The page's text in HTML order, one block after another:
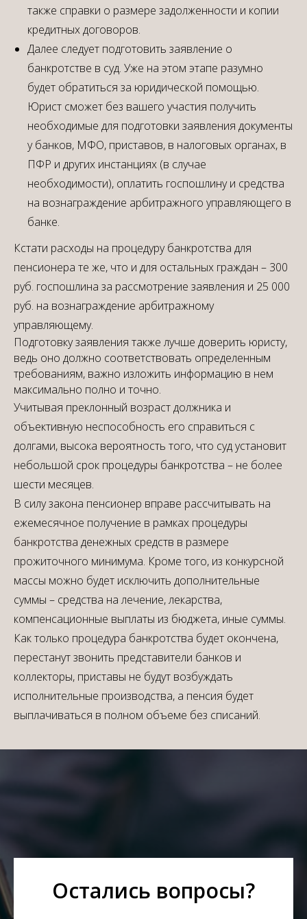
также справки о размере задолженности и копии
кредитных договоров.
Далее следует подготовить заявление о
банкротстве в суд. Уже на этом этапе разумно
будет обратиться за юридической помощью.
Юрист сможет без вашего участия получить
необходимые для подготовки заявления документы
у банков, МФО, приставов, в налоговых органах, в
ПФР и других инстанциях (в случае
необходимости), оплатить госпошлину и средства
на вознаграждение арбитражного управляющего в
банке.
Кстати расходы на процедуру банкротства для
пенсионера те же, что и для остальных граждан – 300
руб. госпошлина за рассмотрение заявления и 25 000
руб. на вознаграждение арбитражному
управляющему.
Подготовку заявления также лучше доверить юристу,
ведь оно должно соответствовать определенным
требованиям, важно изложить информацию в нем
максимально полно и точно.
Учитывая преклонный возраст должника и
объективную неспособность его справиться с
долгами, высока вероятность того, что суд установит
небольшой срок процедуры банкротства – не более
шести месяцев.
В силу закона пенсионер вправе рассчитывать на
ежемесячное получение в рамках процедуры
банкротства денежных средств в размере
прожиточного минимума. Кроме того, из конкурсной
массы можно будет исключить дополнительные
суммы – средства на лечение, лекарства,
компенсационные выплаты из бюджета, иные суммы.
Как только процедура банкротства будет окончена,
перестанут звонить представители банков и
коллекторы, приставы не будут возбуждать
исполнительные производства, а пенсия будет
выплачиваться в полном объеме без списаний.
Остались вопросы?